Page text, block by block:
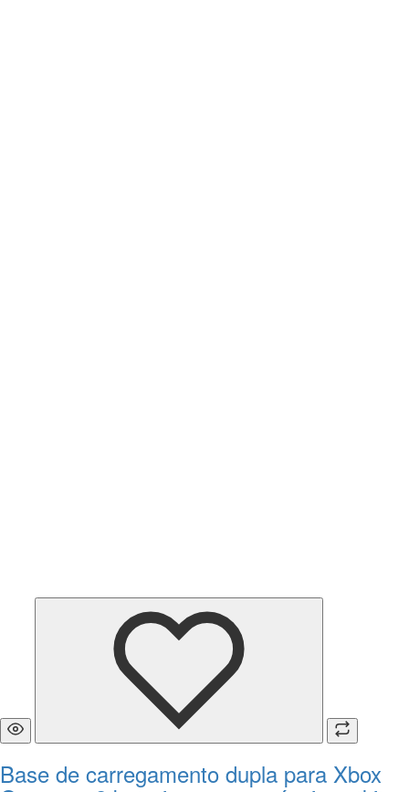
Base de carregamento dupla para Xbox